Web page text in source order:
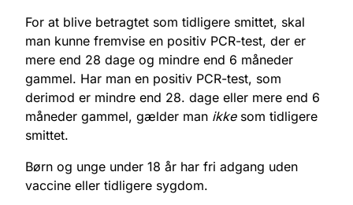
For at blive betragtet som tidligere smittet, skal
man kunne fremvise en positiv PCR-test, der er
mere end 28 dage og mindre end 6 måneder
gammel. Har man en positiv PCR-test, som
derimod er mindre end 28. dage eller mere end 6
måneder gammel, gælder man ikkesom tidligere
smittet.
Børn og unge under 18 år har fri adgang uden
vaccine eller tidligere sygdom.